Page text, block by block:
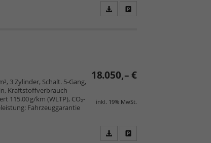
18.050,– €
inkl. 19% MwSt.
3 Zylinder, Schalt. 5-Gang,
Kraftstoffverbrauch
115.00 g/km (WLTP), CO₂-
Fahrzeuggarantie